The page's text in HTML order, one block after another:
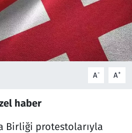
A- A+
haber
Birliği protestolarıyla